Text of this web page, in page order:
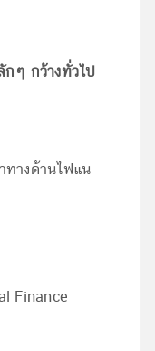
กๆ กว้างทั่วไป
ทางด้านไฟแน
Finance